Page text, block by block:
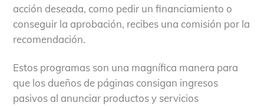
acción deseada, como pedir un financiamiento o
conseguir la aprobación, recibes una comisión por la
recomendación.
Estos programas son una magnífica manera para
que los dueños de páginas consigan ingresos
pasivos al anunciar productos y servicios